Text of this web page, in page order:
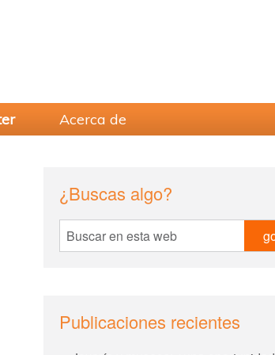
Acerca de
Sidebar
¿Buscas algo?
Buscar
en
Publicaciones recientes